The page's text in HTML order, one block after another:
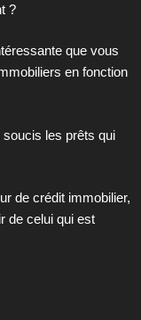
?
que vous
en fonction
les prêts qui
de crédit immobilier,
de celui qui est